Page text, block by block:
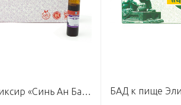
БАД к пище Эликсир «Синь Ан Бао», 10 флаконов по 10 мл